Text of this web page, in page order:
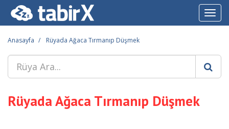
Anasayfa Rüyada Ağaca Tırmanıp Düşmek
Rüyada Ağaca Tırmanıp Düşmek